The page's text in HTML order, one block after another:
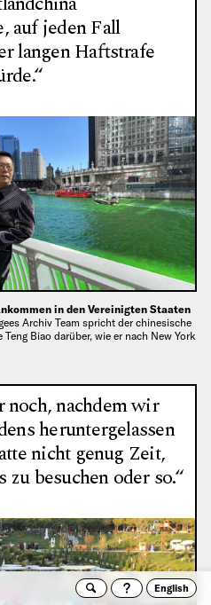
auf jeden Fall
langen Haftstrafe
in den Vereinigten Staaten
Archiv Team spricht der chinesische
Biao darüber, wie er nach New York
nachdem wir
heruntergelassen
nicht genug Zeit,
besuchen oder so.“
Suche
English